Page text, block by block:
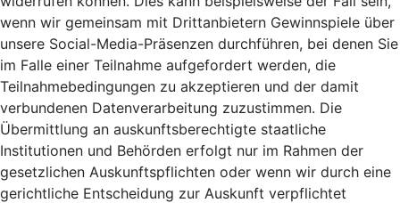
wenn wir gemeinsam mit Drittanbietern Gewinnspiele über
unsere Social-Media-Präsenzen durchführen, bei denen Sie
im Falle einer Teilnahme aufgefordert werden, die
Teilnahmebedingungen zu akzeptieren und der damit
verbundenen Datenverarbeitung zuzustimmen. Die
Übermittlung an auskunftsberechtigte staatliche
Institutionen und Behörden erfolgt nur im Rahmen der
gesetzlichen Auskunftspflichten oder wenn wir durch eine
gerichtliche Entscheidung zur Auskunft verpflichtet